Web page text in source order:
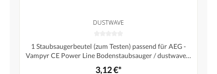
DUSTWAVE
1 Staubsaugerbeutel (zum Testen) passend für AEG -
Vampyr CE Power Line Bodenstaubsauger / dustwave®
Markenstaubbeutel – Made in Germany + Microfilter
3,12 €*